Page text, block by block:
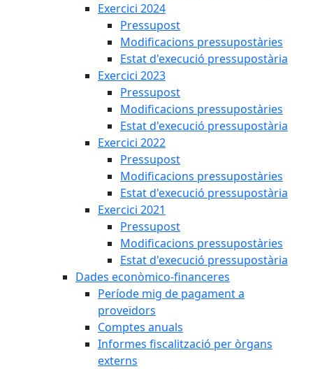
Exercici 2024
Pressupost
Modificacions pressupostàries
Estat d'execució pressupostària
Exercici 2023
Pressupost
Modificacions pressupostàries
Estat d'execució pressupostària
Exercici 2022
Pressupost
Modificacions pressupostàries
Estat d'execució pressupostària
Exercici 2021
Pressupost
Modificacions pressupostàries
Estat d'execució pressupostària
Dades econòmico-financeres
Període mig de pagament a
proveïdors
Comptes anuals
Informes fiscalització per òrgans
externs